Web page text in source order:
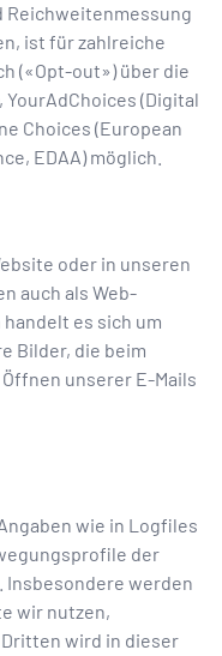
Reichweitenmessung
ist für zahlreiche
(«Opt-out») über die
(Digital
Choices (European
EDAA) möglich.
oder in unseren
auch als Web-
es sich um
Bilder, die beim
unserer E-Mails
wie in Logfiles
der
Insbesondere werden
wir nutzen,
wird in dieser